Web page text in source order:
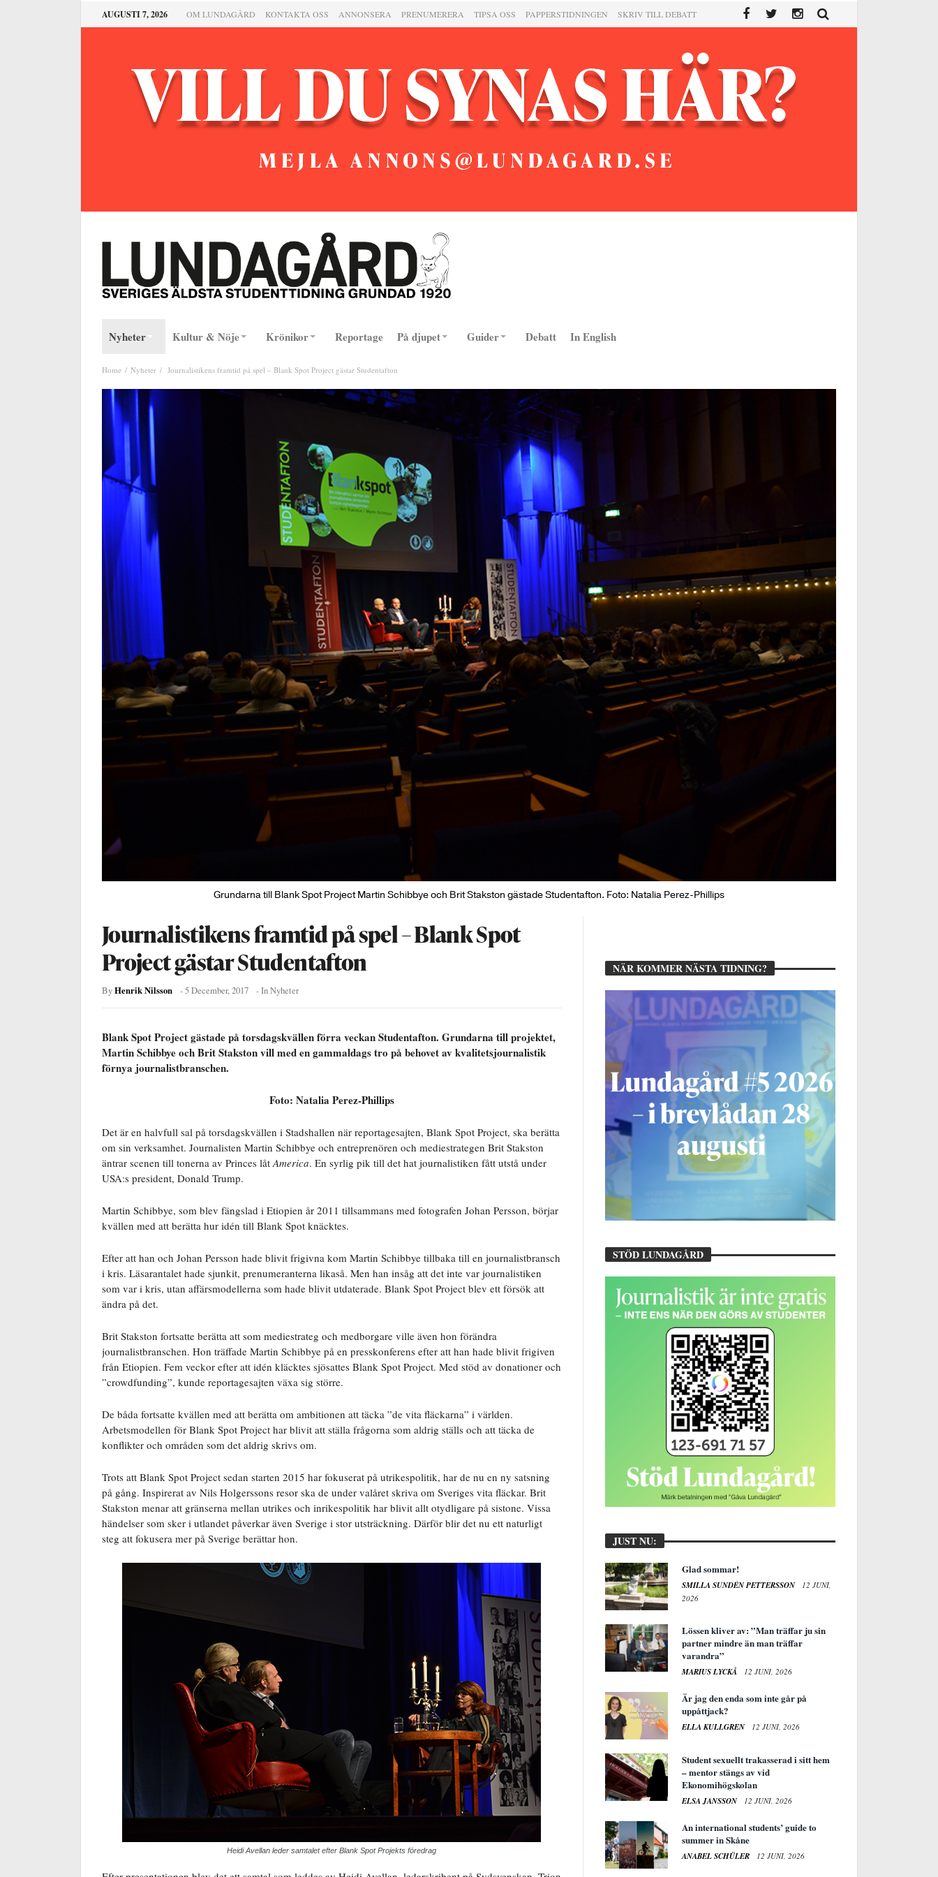
AUGUSTI 7, 2026 OM LUNDAGÅRD KONTAKTA OSS ANNONSERA PRENUMERERA TIPSA OSS PAPPERSTIDNINGEN SKRIV TILL DEBATT
Nyheter Kultur & Nöje Krönikor Reportage På djupet Guider Debatt In English
Home Nyheter Journalistikens framtid på spel – Blank Spot Project gästar Studentafton
Grundarna till Blank Spot Project Martin Schibbye och Brit Stakston gästade Studentafton. Foto: Natalia Perez-Phillips
Journalistikens framtid på spel – Blank Spot
Project gästar Studentafton
ByHenrik Nilsson -5 December, 2017 - InNyheter
Blank Spot Project gästade på torsdagskvällen förra veckan Studentafton. Grundarna till projektet,
Martin Schibbye och Brit Stakston vill med en gammaldags tro på behovet av kvalitetsjournalistik
förnya journalistbranschen.
Foto: Natalia Perez-Phillips
Det är en halvfull sal på torsdagskvällen i Stadshallen när reportagesajten, Blank Spot Project, ska berätta
om sin verksamhet. Journalisten Martin Schibbye och entreprenören och mediestrategen Brit Stakston
äntrar scenen till tonerna av Princes låt America. En syrlig pik till det hat journalistiken fått utstå under
USA:s president, Donald Trump.
Martin Schibbye, som blev fängslad i Etiopien år 2011 tillsammans med fotografen Johan Persson, börjar
kvällen med att berätta hur idén till Blank Spot knäcktes.
Efter att han och Johan Persson hade blivit frigivna kom Martin Schibbye tillbaka till en journalistbransch
i kris. Läsarantalet hade sjunkit, prenumeranterna likaså. Men han insåg att det inte var journalistiken
som var i kris, utan affärsmodellerna som hade blivit utdaterade. Blank Spot Project blev ett försök att
ändra på det.
Brit Stakston fortsatte berätta att som mediestrateg och medborgare ville även hon förändra
journalistbranschen. Hon träffade Martin Schibbye på en presskonferens efter att han hade blivit frigiven
från Etiopien. Fem veckor efter att idén kläcktes sjösattes Blank Spot Project. Med stöd av donationer och
”crowdfunding”, kunde reportagesajten växa sig större.
De båda fortsatte kvällen med att berätta om ambitionen att täcka ”de vita fläckarna” i världen.
Arbetsmodellen för Blank Spot Project har blivit att ställa frågorna som aldrig ställs och att täcka de
konflikter och områden som det aldrig skrivs om.
Trots att Blank Spot Project sedan starten 2015 har fokuserat på utrikespolitik, har de nu en ny satsning
på gång. Inspirerat av Nils Holgerssons resor ska de under valåret skriva om Sveriges vita fläckar. Brit
Stakston menar att gränserna mellan utrikes och inrikespolitik har blivit allt otydligare på sistone. Vissa
händelser som sker i utlandet påverkar även Sverige i stor utsträckning. Därför blir det nu ett naturligt
steg att fokusera mer på Sverige berättar hon.
Heidi Avellan leder samtalet efter Blank Spot Projekts föredrag
NÄR KOMMER NÄSTA TIDNING?
STÖD LUNDAGÅRD
JUST NU:
Glad sommar!
SMILLA SUNDÉN PETTERSSON
12 JUNI,
2026
Lössen kliver av: ”Man träffar ju sin
partner mindre än man träffar
varandra”
MARIUS LYCKÅ 12 JUNI, 2026
Är jag den enda som inte går på
uppåttjack?
ELLA KULLGREN 12 JUNI, 2026
Student sexuellt trakasserad i sitt hem
– mentor stängs av vid
Ekonomihögskolan
ELSA JANSSON 12 JUNI, 2026
An international students’ guide to
summer in Skåne
ANABEL SCHÜLER 12 JUNI, 2026